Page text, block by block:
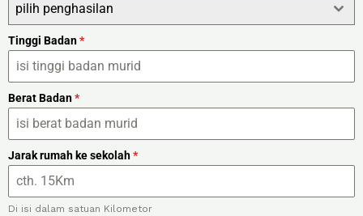
pilih penghasilan
Tinggi Badan*
Berat Badan*
Jarak rumah ke sekolah*
Di isi dalam satuan Kilometor